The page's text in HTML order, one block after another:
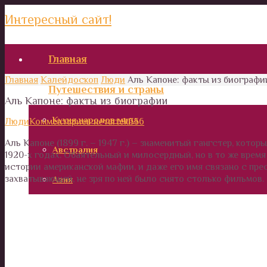
Интересный сайт!
Главная
Путешествия и страны
Кухня народов мира
Австралия
Азия
Главная Калейдоскоп Люди Аль Капоне: факты из
Аль Капоне: факты из биографии
ЛюдиКомментариев нетartek356
Аль Капоне (1899 г. – 1947 г.) – знаменитый гангстер,
1920-х годах. Обаятельный и милосердный, но в то же
истории американской мафии, и даже его имя связано с
захватывающей, не зря по ней было снято столько фильмов.